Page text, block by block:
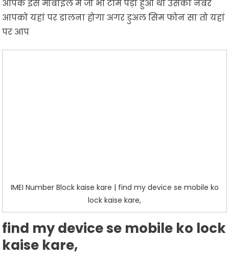
आपके इस मोबाइल में जो भी टीम पड़ा हुआ था उसका नंबर
आपको यहां पर डालना होगा अगर डुअल सिम फोन सा तो यहां
पर आप
IMEI Number Block kaise kare | find my device se mobile ko
lock kaise kare,
find my device se mobile ko lock
kaise kare,